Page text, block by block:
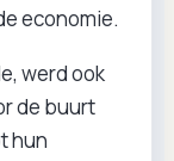
economie.
werd ook
de buurt
hun